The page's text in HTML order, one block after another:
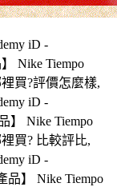
iD -
Nike Tiempo
買?評價怎麼樣,
iD -
】 Nike Tiempo
買? 比較評比,
iD -
品】 Nike Tiempo